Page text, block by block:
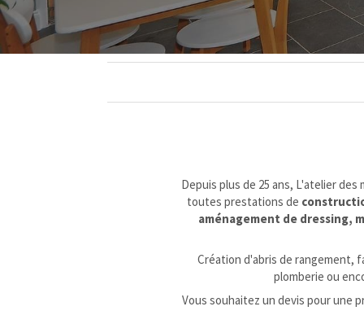
Depuis plus de 25 ans, L'atelier des
toutes prestations de
aménagement de dressing,
Création d'abris de rangement,
plomberie ou
Vous souhaitez un devis pour une